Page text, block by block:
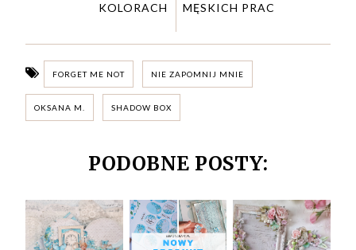
KOLORACH
MĘSKICH PRAC
FORGET ME NOT NIE ZAPOMNIJ MNIE
OKSANA M. SHADOW BOX
PODOBNE POSTY: